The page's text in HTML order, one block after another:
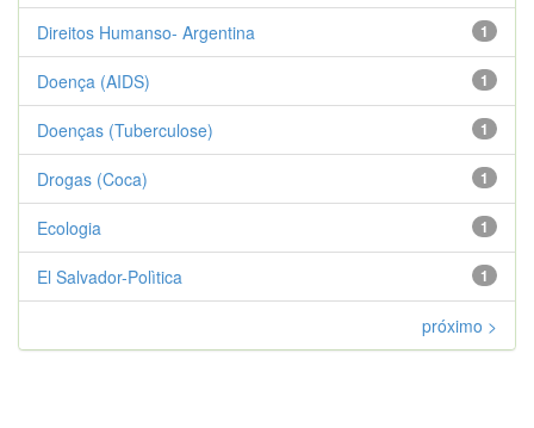
1
Direitos Humanso- Argentina
1
Doença (AIDS)
1
Doenças (Tuberculose)
1
Drogas (Coca)
1
Ecologia
1
El Salvador-Polìtica
próximo >